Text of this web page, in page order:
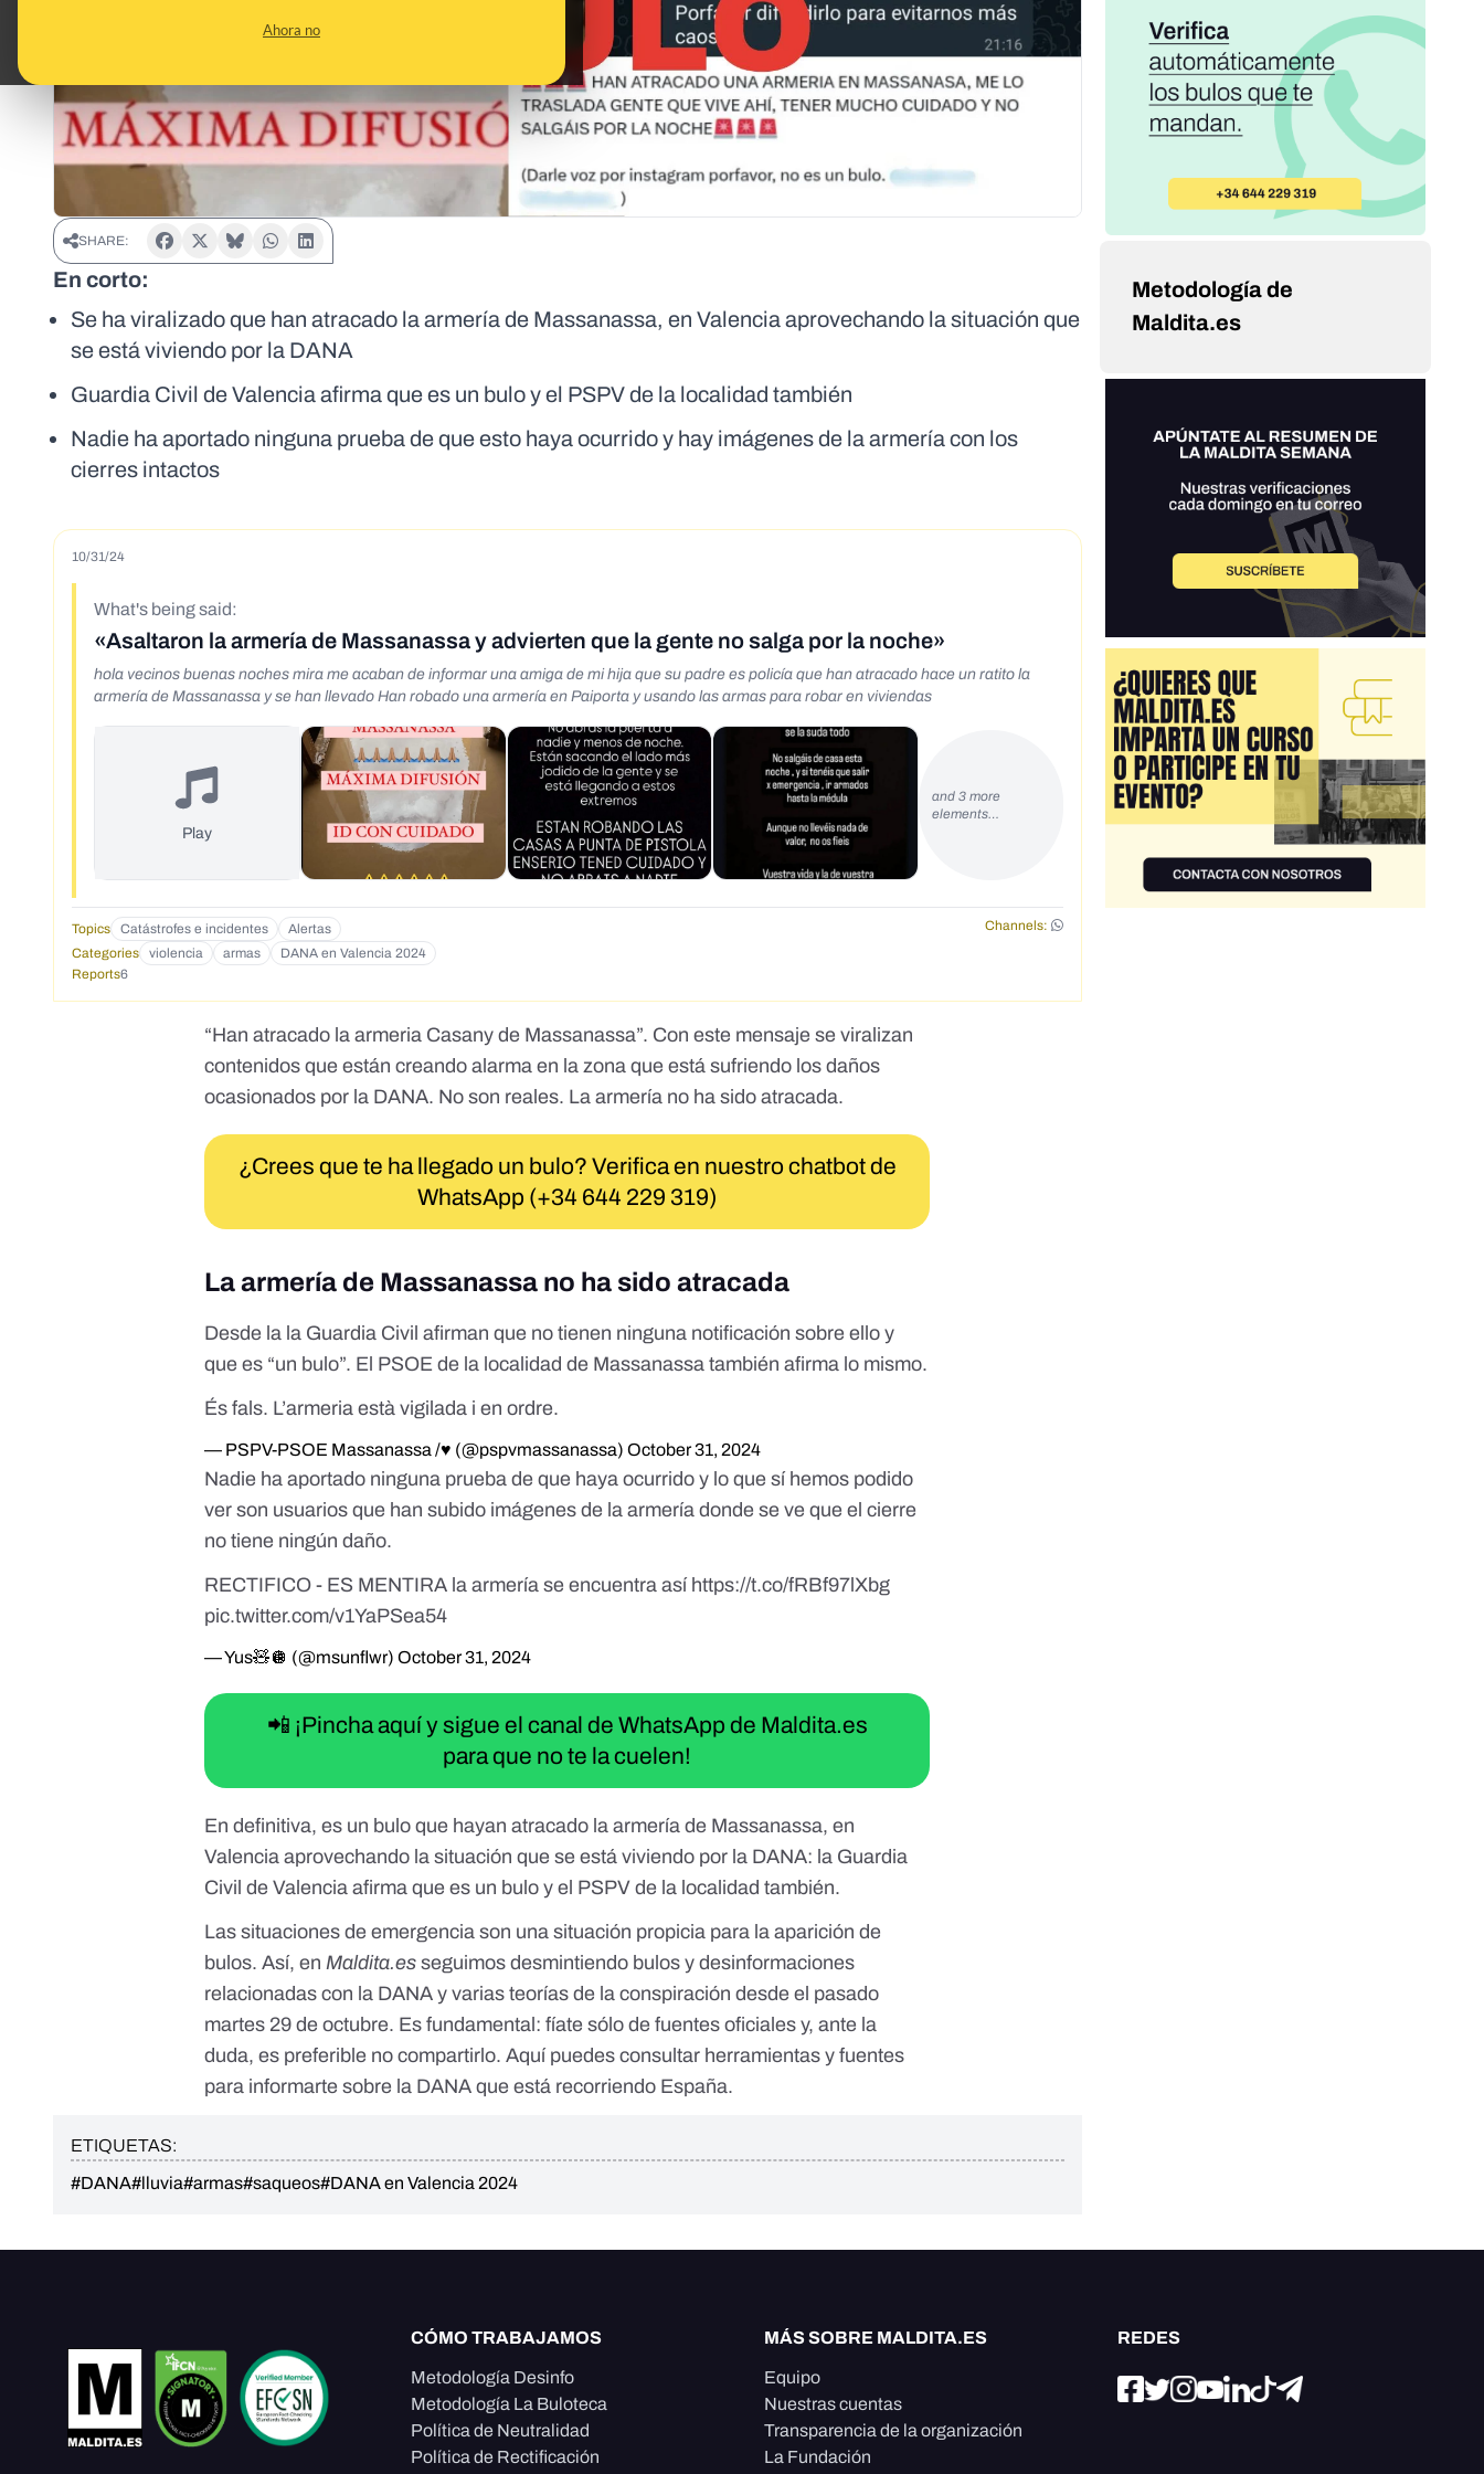
Ahora no
SHARE:
En corto:
Se ha viralizado que han atracado la armería de Massanassa, en Valencia aprovechando la situación que
se está viviendo por la DANA
Guardia Civil de Valencia afirma que es un bulo y el PSPV de la localidad también
Nadie ha aportado ninguna prueba de que esto haya ocurrido y hay imágenes de la armería con los
cierres intactos
10/31/24
What's being said:
«Asaltaron la armería de Massanassa y advierten que la gente no salga por la noche»
hola vecinos buenas noches mira me acaban de informar una amiga de mi hija que su padre es policía que han atracado hace un ratito la
armería de Massanassa y se han llevado Han robado una armería en Paiporta y usando las armas para robar en viviendas
Play
and 3 more
elements…
Topics Catástrofes e incidentes Alertas
Channels:
Categories
violencia armas
DANA en Valencia 2024
Reports6
“Han atracado la armeria Casany de Massanassa”. Con este mensaje se viralizan
contenidos que están creando alarma en la zona que está sufriendo los daños
ocasionados por la DANA. No son reales. La armería no ha sido atracada.
¿Crees que te ha llegado un bulo? Verifica en nuestro chatbot de
WhatsApp (+34 644 229 319)
La armería de Massanassa no ha sido atracada
Desde la la Guardia Civil afirman que no tienen ninguna notificación sobre ello y
que es “un bulo”. El PSOE de la localidad de Massanassa también afirma lo mismo.
És fals. L’armeria està vigilada i en ordre.
— PSPV-PSOE Massanassa /♥️ (@pspvmassanassa)October 31, 2024
Nadie ha aportado ninguna prueba de que haya ocurrido y lo que sí hemos podido
ver son usuarios que han subido imágenes de la armería donde se ve que el cierre
no tiene ningún daño.
RECTIFICO - ES MENTIRA la armería se encuentra así https://t.co/fRBf97lXbg
pic.twitter.com/v1YaPSea54
— Yus🧸🪩 (@msunflwr)October 31, 2024
📲 ¡Pincha aquí y sigue el canal de WhatsApp de Maldita.es
para que no te la cuelen!
En definitiva, es un bulo que hayan atracado la armería de Massanassa, en
Valencia aprovechando la situación que se está viviendo por la DANA: la Guardia
Civil de Valencia afirma que es un bulo y el PSPV de la localidad también.
Las situaciones de emergencia son una situación propicia para la aparición de
bulos. Así, enMaldita.es seguimos desmintiendo bulos y desinformaciones
relacionadas con la DANA y variasteorías de la conspiración desde el pasado
martes 29 de octubre. Es fundamental:fíate sólo de fuentes oficiales y, ante la
duda, es preferible no compartirlo. Aquí puedes consultar herramientas y fuentes
para informarte sobre la DANA que está recorriendo España.
ETIQUETAS:
#DANA#lluvia#armas#saqueos#DANA en Valencia 2024
Metodología de
Maldita.es
CÓMO TRABAJAMOS
Metodología Desinfo
Metodología La Buloteca
Política de Neutralidad
Política de Rectificación
MÁS SOBRE MALDITA.ES
Equipo
Nuestras cuentas
Transparencia de la organización
La Fundación
REDES